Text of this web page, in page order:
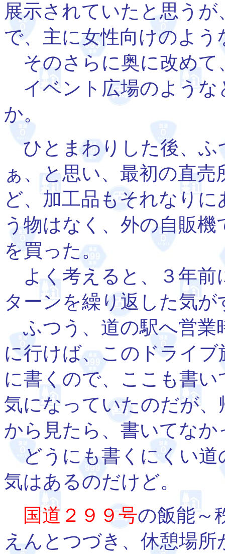
展示されていたと思う
で、主に女性向けのよう
そのさらに奥に改めて
イベント広場のような
か。
ひとまわりした後、ふ
ぁ、と思い、最初の直
ど、加工品もそれなり
う物はなく、外の自販
を買った。
よく考えると、３年前
ターンを繰り返した気が
ふつう、道の駅へ営業
に行けば、このドライブ
に書くので、ここも書い
気になっていたのだが、
から見たら、書いてなか
どうにも書くにくい道
気はあるのだけど。
国道２９９号の飯能～
えんとつづき、休憩場